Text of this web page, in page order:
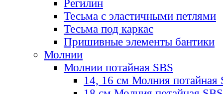
Регилин
Тесьма с эластичными петлями
Тесьма под каркас
Пришивные элементы бантики
Молнии
Молнии потайная SBS
14, 16 см Молния потайная